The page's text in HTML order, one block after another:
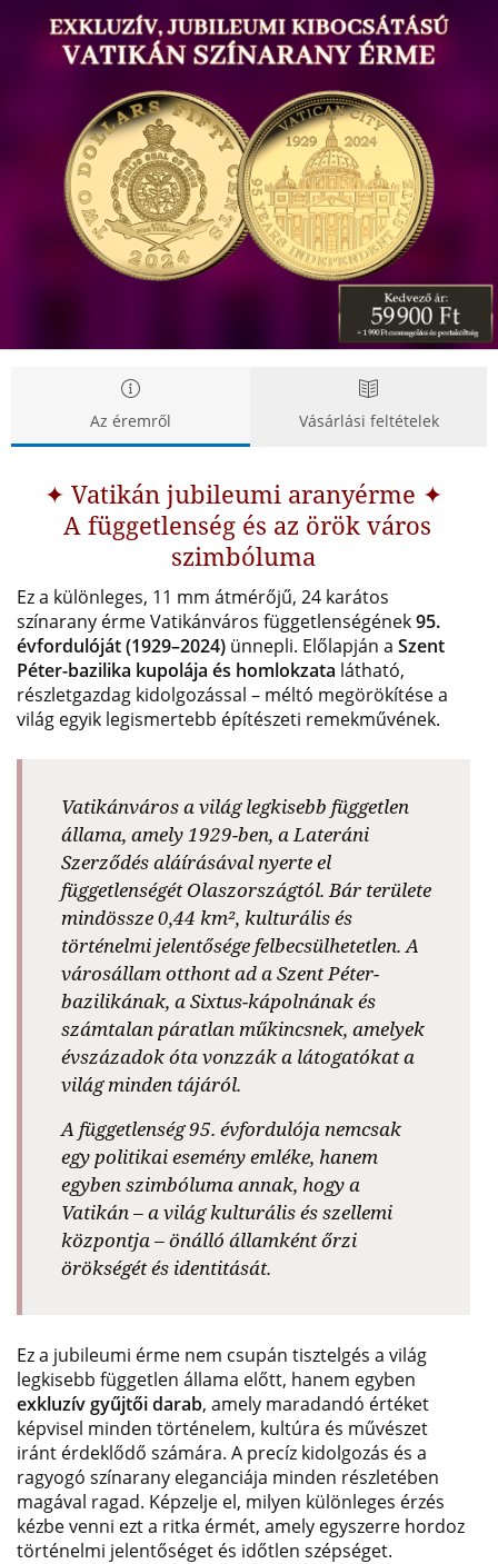
Exkluzív,
jubileumi
kibocsátású
színarany
Exkluzív,
jubileumi
kibocsátású
Vatikán
színarany
érme
Az éremről Vásárlási feltételek
✦ Vatikán jubileumi aranyérme ✦
A függetlenség és az örök város
szimbóluma
Ez a különleges, 11 mm átmérőjű, 24 karátos
színarany érme Vatikánváros függetlenségének95.
évfordulóját (1929–2024) ünnepli. Előlapján a Szent
Péter-bazilika kupolája és homlokzata látható,
részletgazdag kidolgozással – méltó megörökítése a
világ egyik legismertebb építészeti remekművének.
Vatikánváros a világ legkisebb független
állama, amely 1929-ben, a Lateráni
Szerződés aláírásával nyerte el
függetlenségét Olaszországtól. Bár területe
mindössze 0,44 km², kulturális és
történelmi jelentősége felbecsülhetetlen. A
városállam otthont ad a Szent Péter-
bazilikának, a Sixtus-kápolnának és
számtalan páratlan műkincsnek, amelyek
évszázadok óta vonzzák a látogatókat a
világ minden tájáról.
A függetlenség 95. évfordulója nemcsak
egy politikai esemény emléke, hanem
egyben szimbóluma annak, hogy a
Vatikán – a világ kulturális és szellemi
központja – önálló államként őrzi
örökségét és identitását.
Ez a jubileumi érme nem csupán tisztelgés a világ
legkisebb független állama előtt, hanem egyben
exkluzív gyűjtői darab, amely maradandó értéket
képvisel minden történelem, kultúra és művészet
iránt érdeklődő számára. A precíz kidolgozás és a
ragyogó színarany eleganciája minden részletében
magával ragad. Képzelje el, milyen különleges érzés
kézbe venni ezt a ritka érmét, amely egyszerre hordoz
történelmi jelentőséget és időtlen szépséget.